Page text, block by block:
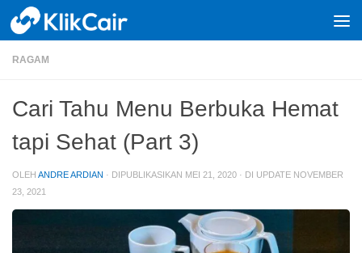
Skip to content
RAGAM
Cari Tahu Menu Berbuka Hemat
tapi Sehat (Part 3)
OLEH ANDRE ARDIAN · DIPUBLIKASIKAN MEI 21, 2020 · DI UPDATE NOVEMBER
23, 2021